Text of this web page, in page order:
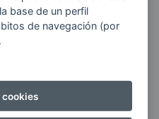
novedades de AVIA
medio, incluido
base de un perfil
de navegación (por
cookies